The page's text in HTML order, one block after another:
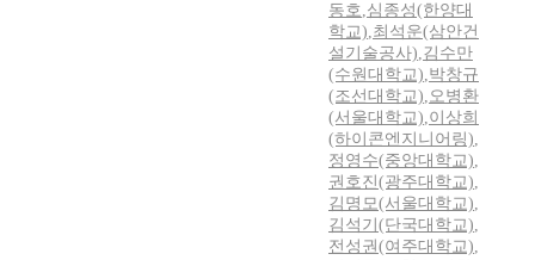
동호,심종성(한양대
학교),최석운(삼안건
설기술공사),김수만
(수원대학교),박창규
(조선대학교),오병환
(서울대학교),이상희
(하이콘엔지니어링),
정영수(중앙대학교),
권호진(광주대학교),
김명모(서울대학교),
김석기(단국대학교),
전성권(여주대학교),